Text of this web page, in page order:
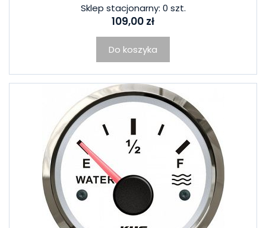
Sklep stacjonarny: 0 szt.
109,00 zł
Do koszyka